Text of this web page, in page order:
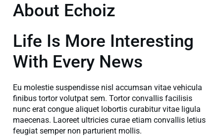
About Echoiz
Life Is More Interesting
With Every News
Eu molestie suspendisse nisl accumsan vitae vehicula
finibus tortor volutpat sem. Tortor convallis facilisis
nunc erat congue aliquet lobortis curabitur vitae ligula
maecenas. Laoreet ultricies curae etiam convallis letius
feugiat semper non parturient mollis.